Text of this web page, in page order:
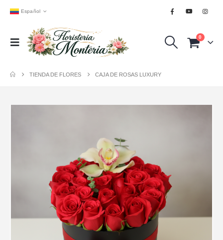
Español
0
TIENDA DE FLORES CAJA DE ROSAS LUXURY